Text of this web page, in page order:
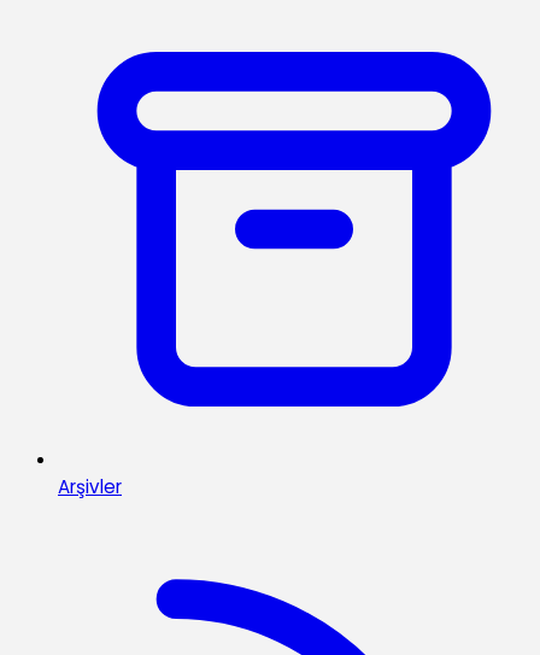
Arşivler